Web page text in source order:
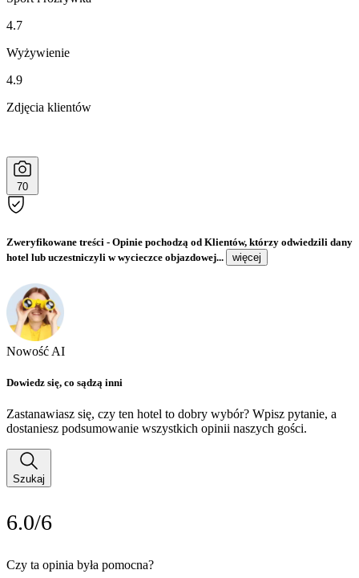
4.7
Wyżywienie
4.9
Zdjęcia klientów
70
Zweryfikowane treści - Opinie pochodzą od Klientów, którzy odwiedzili dany
hotel lub uczestniczyli w wycieczce objazdowej...
więcej
Nowość AI
Dowiedz się, co sądzą inni
Zastanawiasz się, czy ten hotel to dobry wybór? Wpisz pytanie, a
dostaniesz podsumowanie wszystkich opinii naszych gości.
Szukaj
6.0/6
Czy ta opinia była pomocna?